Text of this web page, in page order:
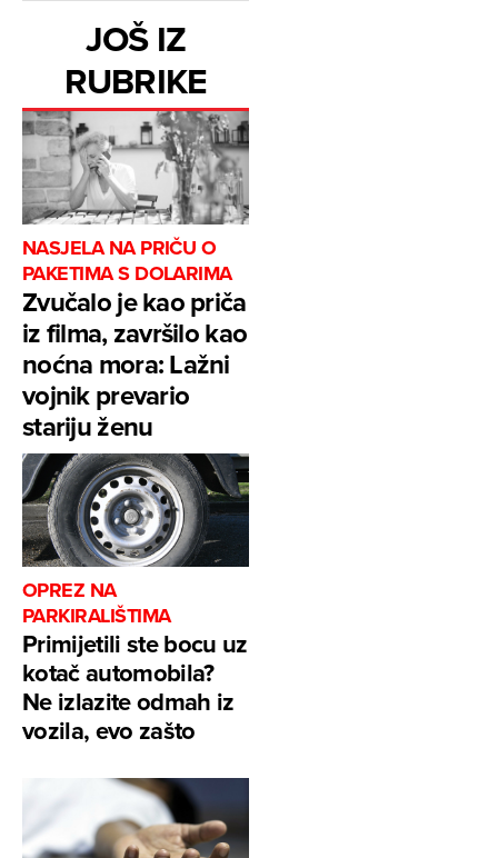
JOŠ IZ
RUBRIKE
NASJELA NA PRIČU O
PAKETIMA S DOLARIMA
Zvučalo je kao priča
iz filma, završilo kao
noćna mora: Lažni
vojnik prevario
stariju ženu
OPREZ NA
PARKIRALIŠTIMA
Primijetili ste bocu uz
kotač automobila?
Ne izlazite odmah iz
vozila, evo zašto